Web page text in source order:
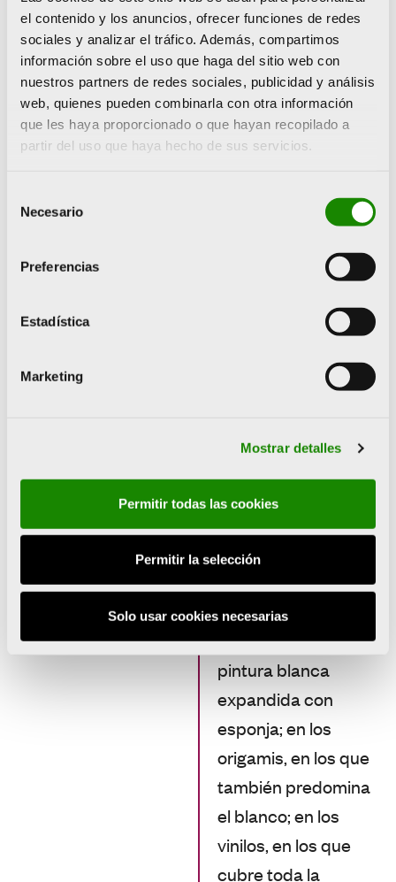
el contenido y los anuncios, ofrecer funciones de redes
sociales y analizar el tráfico. Además, compartimos
información sobre el uso que haga del sitio web con
nuestros partners de redes sociales, publicidad y análisis
web, quienes pueden combinarla con otra información
que les haya proporcionado o que hayan recopilado a
partir del uso que haya hecho de sus servicios.
Necesario
Preferencias
Estadística
Marketing
Mostrar detalles
Permitir todas las cookies
Permitir la selección
Solo usar cookies necesarias
escena artística
contemporánea.
Tras el aluminio
llegan muchos otros
materiales como el
el que realiza sus
origamis–, los vinilos
como el latón o el
realiza infinidad de
monocromo es otra
de las
características de
su trabajo. Aparece
ya en esos primeros
plexis que hace con
pintura blanca
expandida con
esponja; en los
origamis, en los que
también predomina
el blanco; en los
vinilos, en los que
cubre toda la